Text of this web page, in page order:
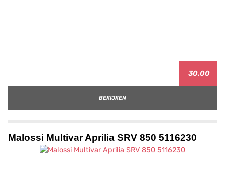
30.00
BEKIJKEN
Malossi Multivar Aprilia SRV 850 5116230